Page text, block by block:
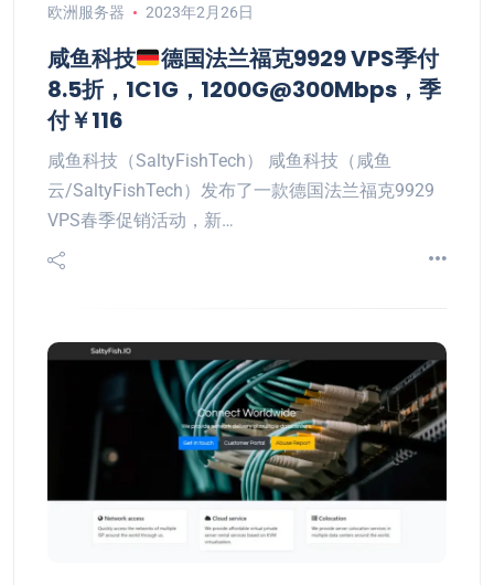
欧洲服务器 2023年2月26日
咸鱼科技
德国法兰福克9929 VPS季付
8.5折，1C1G，1200G@300Mbps，季
付￥116
咸鱼科技（SaltyFishTech） 咸鱼科技（咸鱼
云/SaltyFishTech）发布了一款德国法兰福克9929
VPS春季促销活动，新…